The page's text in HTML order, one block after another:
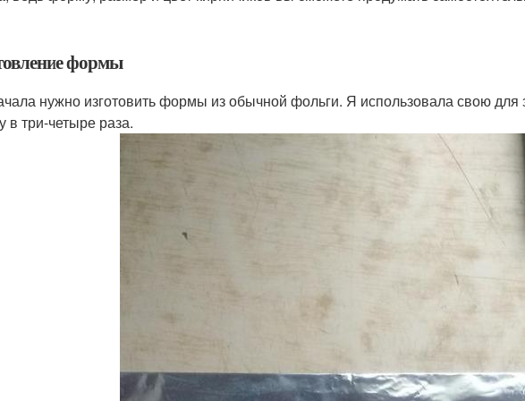
формы
нужно изготовить формы из обычной фольги. Я использовала свою
в три-четыре раза.